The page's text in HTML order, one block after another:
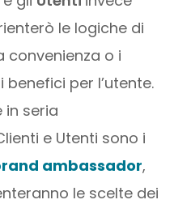
le logiche di
convenienza o i
per l’utente.
in seria
e Utenti sono i
ambassador,
le scelte dei